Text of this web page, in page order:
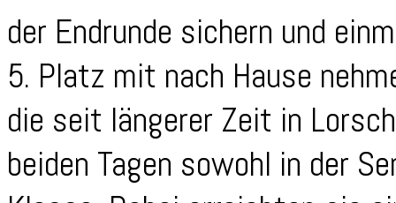
der Endrunde sichern und
5. Platz mit nach Hause
die seit längerer Zeit in
beiden Tagen sowohl in der